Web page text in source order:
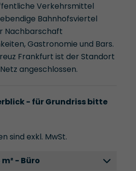
Verkehrsmittel
Bahnhofsviertel
Nachbarschaft
Gastronomie und Bars.
Frankfurt ist der Standort
angeschlossen.
- für Grundriss bitte
sind exkl. MwSt.
m² - Büro